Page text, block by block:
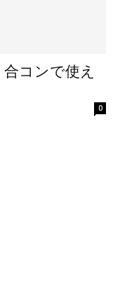
コンで使え
0